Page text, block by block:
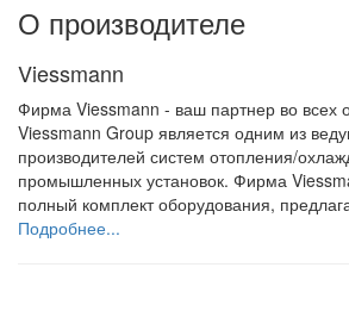
О производителе
Viessmann
Фирма Viessmann - ваш партнер во всех
Viessmann Group является одним из
производителей систем отопления/
промышленных установок. Фирма
полный комплект оборудования,
Подробнее...